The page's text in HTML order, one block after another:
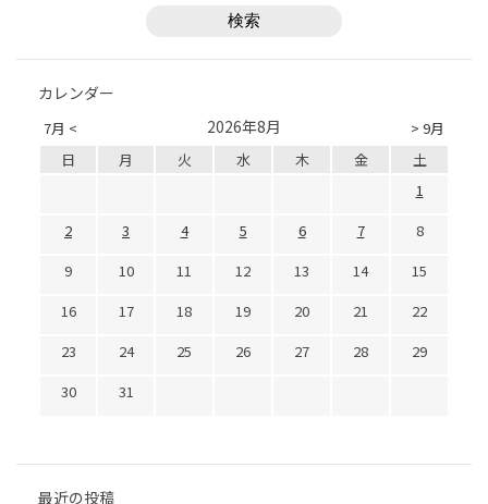
カレンダー
7月 < > 9月
2026年8月
日 月 火 水 木 金
土
1
2
3 4 5 6 7
8
9
10 11 12 13 14
15
16
17 18 19 20 21
22
23
24 25 26 27 28
29
30
31
最近の投稿